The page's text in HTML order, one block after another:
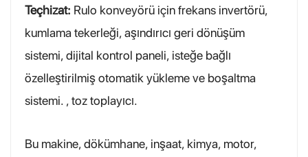
Teçhizat: Rulo konveyörü için frekans invertörü,
kumlama tekerleği, aşındırıcı geri dönüşüm
sistemi, dijital kontrol paneli, isteğe bağlı
özelleştirilmiş otomatik yükleme ve boşaltma
sistemi. , toz toplayıcı.
Bu makine, dökümhane, inşaat, kimya, motor,